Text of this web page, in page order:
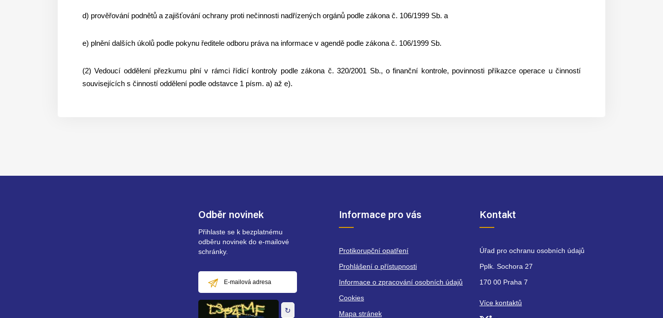
d) prověřování podnětů a zajišťování ochrany proti nečinnosti nadřízených orgánů podle zákona č. 106/1999 Sb. a
e) plnění dalších úkolů podle pokynu ředitele odboru práva na informace v agendě podle zákona č. 106/1999 Sb.
(2) Vedoucí oddělení přezkumu plní v rámci řídicí kontroly podle zákona č. 320/2001 Sb., o finanční kontrole, povinnosti příkazce operace u činností
souvisejících s činností oddělení podle odstavce 1 písm. a) až e).
Odběr novinek
Přihlaste se k bezplatnému
odběru novinek do e-mailové
schránky.
mailová
adresa
↻
Informace pro vás
Protikorupční opatření
Prohlášení o přístupnosti
Informace o zpracování osobních údajů
Cookies
Mapa stránek
Kontakt
Úřad pro ochranu osobních údajů
Pplk. Sochora 27
170 00 Praha 7
Více kontaktů